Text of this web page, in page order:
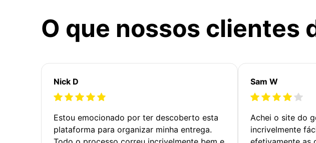
O que nossos clientes
Nick D
Estou emocionado por ter descoberto esta
plataforma para organizar minha entrega.
Sam W
Achei o site do
incrivelmente